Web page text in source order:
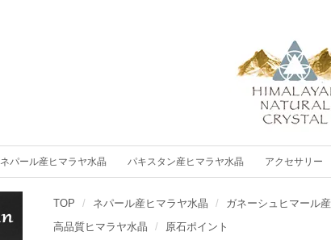
ネパール産ヒマラヤ水晶 パキスタン産ヒマラヤ水晶 アクセサリー
TOP ネパール産ヒマラヤ水晶
ガネーシュヒマール産
高品質ヒマラヤ水晶
原石ポイント